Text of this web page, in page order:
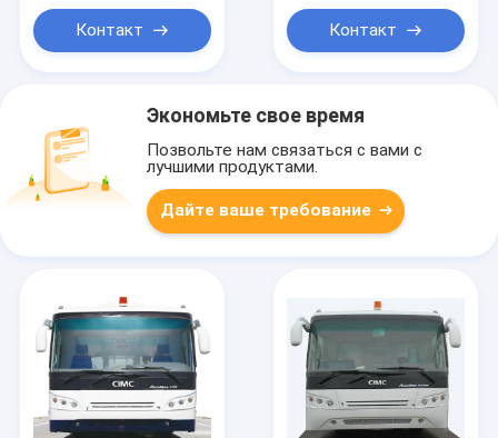
Контакт Контакт
Экономьте свое время
Позвольте нам связаться с вами с
лучшими продуктами.
Дайте ваше требование